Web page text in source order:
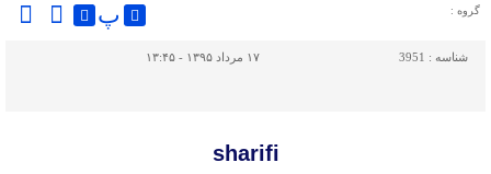
گروه : پ
شناسه : 3951 ۱۷ مرداد ۱۳۹۵ - ۱۳:۴۵
sharifi